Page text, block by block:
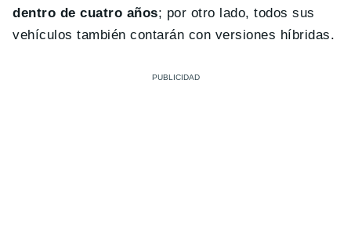
dentro de cuatro años; por otro lado, todos sus
vehículos también contarán con versiones híbridas.